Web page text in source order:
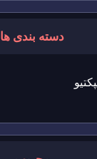
دسته بندی ها